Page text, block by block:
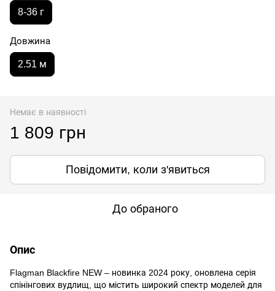
8-36 г
Довжина
2.51 м
Немає в наявності
1 809 грн
Повідомити, коли з'явиться
До обраного
Опис
Flagman Blackfire NEW – новинка 2024 року, оновлена серія
спінінгових вудлищ, що містить широкий спектр моделей для